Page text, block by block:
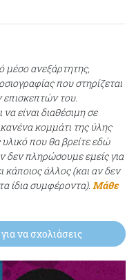
μέσο ανεξάρτητης,
που στηρίζεται
επισκεπτών του.
είναι διαθέσιμη σε
κομμάτι της ύλης
που θα βρείτε εδώ
δεν πληρώσουμε εμείς για
άλλος (και αν δεν
ίδια συμφέροντα). Μάθε
να σχολιάσεις